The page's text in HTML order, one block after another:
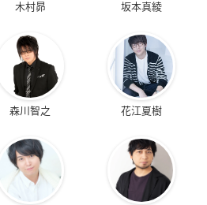
木村昴 坂本真綾
森川智之 花江夏樹